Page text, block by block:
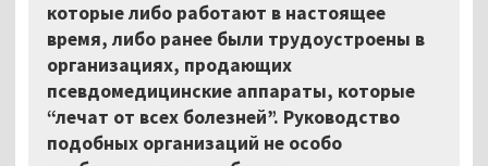
которые либо работают в настоящее
время, либо ранее были трудоустроены в
организациях, продающих
псевдомедицинские аппараты, которые
“лечат от всех болезней”. Руководство
подобных организаций не особо